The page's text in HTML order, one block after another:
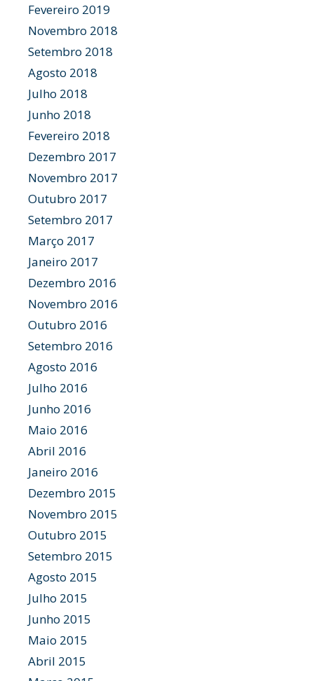
Fevereiro 2019
Novembro 2018
Setembro 2018
Agosto 2018
Julho 2018
Junho 2018
Fevereiro 2018
Dezembro 2017
Novembro 2017
Outubro 2017
Setembro 2017
Março 2017
Janeiro 2017
Dezembro 2016
Novembro 2016
Outubro 2016
Setembro 2016
Agosto 2016
Julho 2016
Junho 2016
Maio 2016
Abril 2016
Janeiro 2016
Dezembro 2015
Novembro 2015
Outubro 2015
Setembro 2015
Agosto 2015
Julho 2015
Junho 2015
Maio 2015
Abril 2015